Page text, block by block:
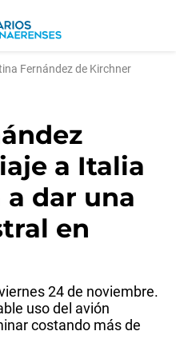
Fernández de Kirchner
a Italia
dar una
en
24 de noviembre.
uso del avión
costando más de